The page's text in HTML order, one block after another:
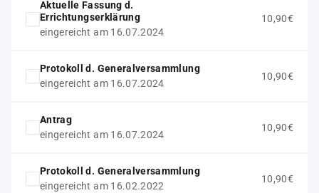
Aktuelle Fassung d.
Errichtungserklärung
eingereicht am 16.07.2024
10,90€
Protokoll d. Generalversammlung
eingereicht am 16.07.2024
10,90€
Antrag
eingereicht am 16.07.2024
10,90€
Protokoll d. Generalversammlung
eingereicht am 16.02.2022
10,90€